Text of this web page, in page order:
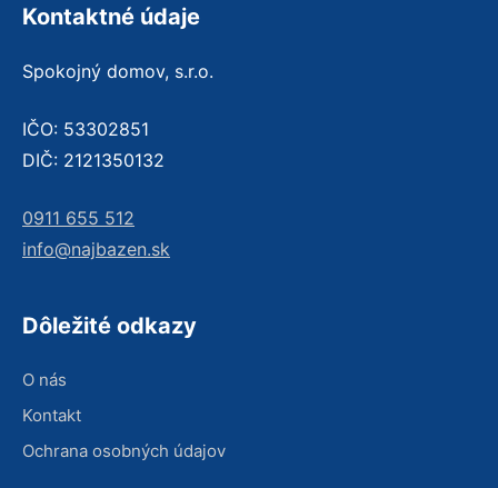
Kontaktné údaje
Spokojný domov, s.r.o.
IČO: 53302851
DIČ: 2121350132
0911 655 512
info@najbazen.sk
Dôležité odkazy
O nás
Kontakt
Ochrana osobných údajov